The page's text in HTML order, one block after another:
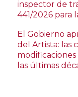
inspector de
441/2026 para
El Gobierno
del Artista: las
las últimas